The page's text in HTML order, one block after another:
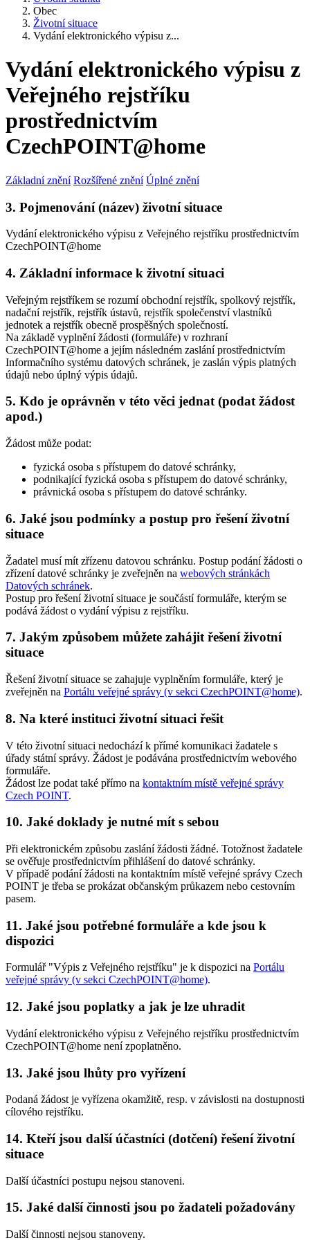
Obec
Životní situace
Vydání elektronického výpisu z...
Vydání elektronického výpisu z
Veřejného rejstříku
prostřednictvím
CzechPOINT@home
Základní znění Rozšířené znění Úplné znění
3. Pojmenování (název) životní situace
Vydání elektronického výpisu z Veřejného rejstříku prostřednictvím
CzechPOINT@home
4. Základní informace k životní situaci
Veřejným rejstříkem se rozumí obchodní rejstřík, spolkový rejstřík,
nadační rejstřík, rejstřík ústavů, rejstřík společenství vlastníků
jednotek a rejstřík obecně prospěšných společností.
Na základě vyplnění žádosti (formuláře) v rozhraní
CzechPOINT@home a jejím následném zaslání prostřednictvím
Informačního systému datových schránek, je zaslán výpis platných
údajů nebo úplný výpis údajů.
5. Kdo je oprávněn v této věci jednat (podat žádost
apod.)
Žádost může podat:
fyzická osoba s přístupem do datové schránky,
podnikající fyzická osoba s přístupem do datové schránky,
právnická osoba s přístupem do datové schránky.
6. Jaké jsou podmínky a postup pro řešení životní
situace
Žadatel musí mít zřízenu datovou schránku. Postup podání žádosti o
zřízení datové schránky je zveřejněn na webových stránkách
Datových schránek.
Postup pro řešení životní situace je součástí formuláře, kterým se
podává žádost o vydání výpisu z rejstříku.
7. Jakým způsobem můžete zahájit řešení životní
situace
Řešení životní situace se zahajuje vyplněním formuláře, který je
zveřejněn na Portálu veřejné správy (v sekci CzechPOINT@home).
8. Na které instituci životní situaci řešit
V této životní situaci nedochází k přímé komunikaci žadatele s
úřady státní správy. Žádost je podávána prostřednictvím webového
formuláře.
Žádost lze podat také přímo na kontaktním místě veřejné správy
Czech POINT.
10. Jaké doklady je nutné mít s sebou
Při elektronickém způsobu zaslání žádosti žádné. Totožnost žadatele
se ověřuje prostřednictvím přihlášení do datové schránky.
V případě podání žádosti na kontaktním místě veřejné správy Czech
POINT je třeba se prokázat občanským průkazem nebo cestovním
pasem.
11. Jaké jsou potřebné formuláře a kde jsou k
dispozici
Formulář "Výpis z Veřejného rejstříku" je k dispozici na Portálu
veřejné správy (v sekci CzechPOINT@home).
12. Jaké jsou poplatky a jak je lze uhradit
Vydání elektronického výpisu z Veřejného rejstříku prostřednictvím
CzechPOINT@home není zpoplatněno.
13. Jaké jsou lhůty pro vyřízení
Podaná žádost je vyřízena okamžitě, resp. v závislosti na dostupnosti
cílového rejstříku.
14. Kteří jsou další účastníci (dotčení) řešení životní
situace
Další účastníci postupu nejsou stanoveni.
15. Jaké další činnosti jsou po žadateli požadovány
Další činnosti nejsou stanoveny.